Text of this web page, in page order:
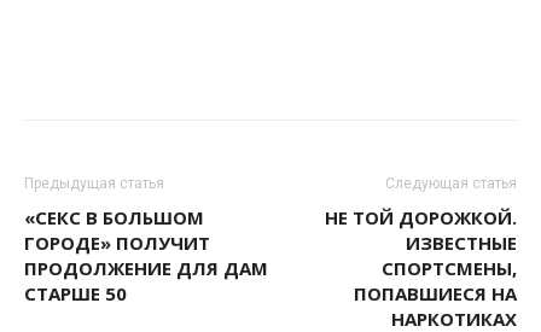
Предыдущая статья
«СЕКС В БОЛЬШОМ
ГОРОДЕ» ПОЛУЧИТ
ПРОДОЛЖЕНИЕ ДЛЯ ДАМ
СТАРШЕ 50
Следующая статья
НЕ ТОЙ ДОРОЖКОЙ.
ИЗВЕСТНЫЕ
СПОРТСМЕНЫ,
ПОПАВШИЕСЯ НА
НАРКОТИКАХ